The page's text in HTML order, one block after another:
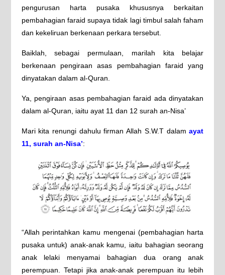
pengurusan harta pusaka khususnya berkaitan
pembahagian faraid supaya tidak lagi timbul salah faham
dan kekeliruan berkenaan perkara tersebut.
Baiklah, sebagai permulaan, marilah kita belajar
berkenaan pengiraan asas pembahagian faraid yang
dinyatakan dalam al-Quran.
Ya, pengiraan asas pembahagian faraid ada dinyatakan
dalam al-Quran, iaitu ayat 11 dan 12 surah an-Nisa’
Mari kita renungi dahulu firman Allah S.W.T dalamayat
11, surah an-Nisa’:
“Allah perintahkan kamu mengenai (pembahagian harta
pusaka untuk) anak-anak kamu, iaitu bahagian seorang
anak lelaki menyamai bahagian dua orang anak
perempuan. Tetapi jika anak-anak perempuan itu lebih